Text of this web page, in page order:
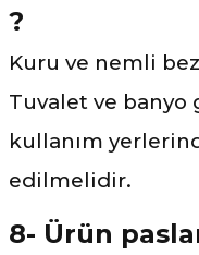
?
Kuru ve nemli
Tuvalet ve
kullanım
edilmelidir.
8- Ürün